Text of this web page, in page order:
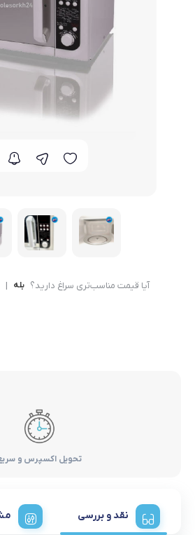
لوازم خانگی مکمل
آیا قیمت مناسب‌تری سراغ دارید؟ بله |
تحویل اکسپرس و
نقد و بررسی